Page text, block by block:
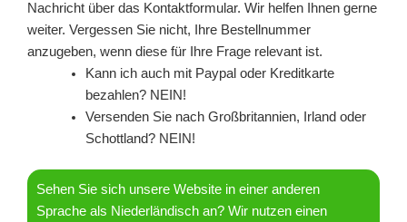
Nachricht über das Kontaktformular. Wir helfen Ihnen gerne
weiter. Vergessen Sie nicht, Ihre Bestellnummer
anzugeben, wenn diese für Ihre Frage relevant ist.
Kann ich auch mit Paypal oder Kreditkarte
bezahlen? NEIN!
Versenden Sie nach Großbritannien, Irland oder
Schottland? NEIN!
Sehen Sie sich unsere Website in einer anderen
Sprache als Niederländisch an? Wir nutzen einen